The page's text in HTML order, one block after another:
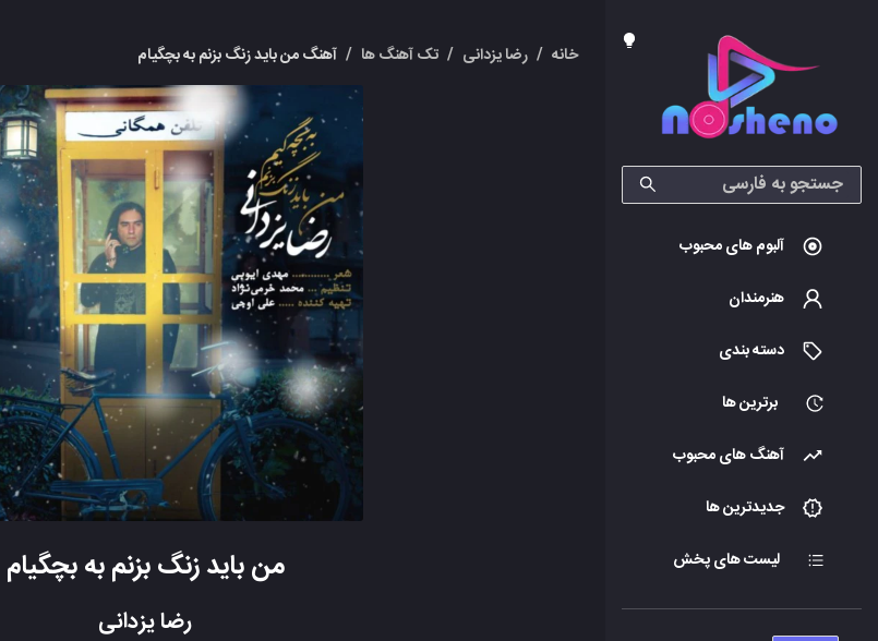
آلبوم های محبوب
هنرمندان
دسته بندی
برترین ها
آهنگ های محبوب
جدیدترین ها
لیست های پخش
خانه / رضا یزدانی / تک آهنگ ها / آهنگ من باید زنگ بزنم به بچگیام
من باید زنگ بزنم به بچگیام
رضا یزدانی